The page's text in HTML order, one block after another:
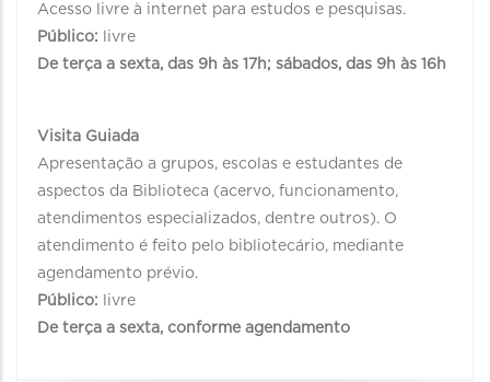
Acesso livre à internet para estudos e pesquisas.
Público: livre
De terça a sexta, das 9h às 17h; sábados, das 9h às 16h
Visita Guiada
Apresentação a grupos, escolas e estudantes de
aspectos da Biblioteca (acervo, funcionamento,
atendimentos especializados, dentre outros). O
atendimento é feito pelo bibliotecário, mediante
agendamento prévio.
Público: livre
De terça a sexta, conforme agendamento